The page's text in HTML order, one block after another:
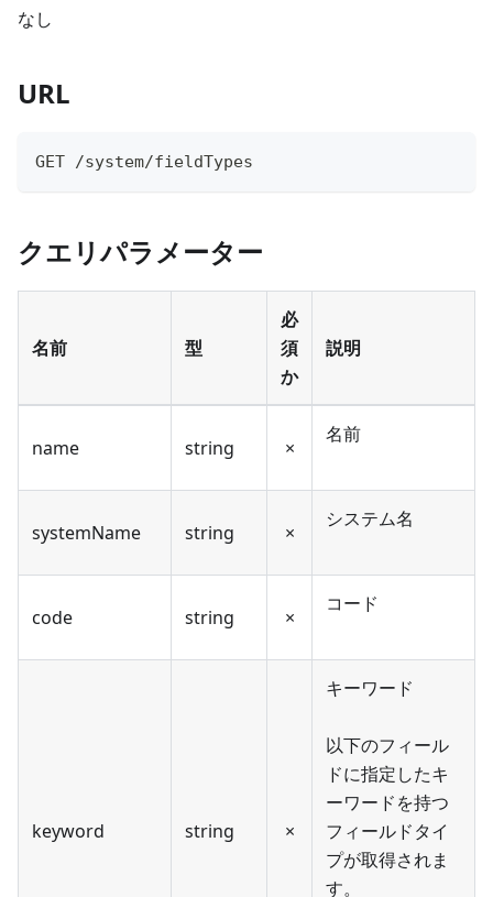
なし
URL
GET /system/fieldTypes
クエリパラメーター
名前 型
必
須
か
説明
name string ×
名前
systemName string ×
システム名
code string ×
コード
keyword string ×
キーワード
以下のフィール
ドに指定したキ
ーワードを持つ
フィールドタイ
プが取得されま
す。